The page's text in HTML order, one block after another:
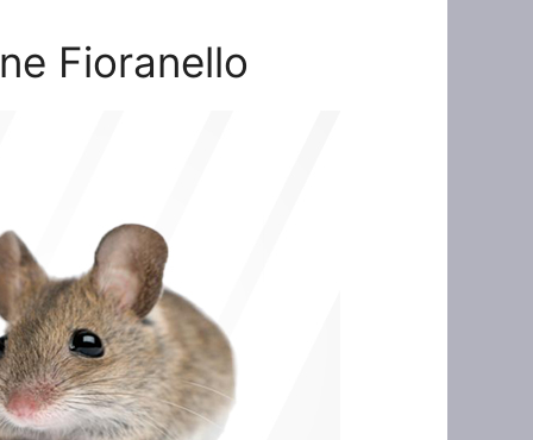
Fioranello